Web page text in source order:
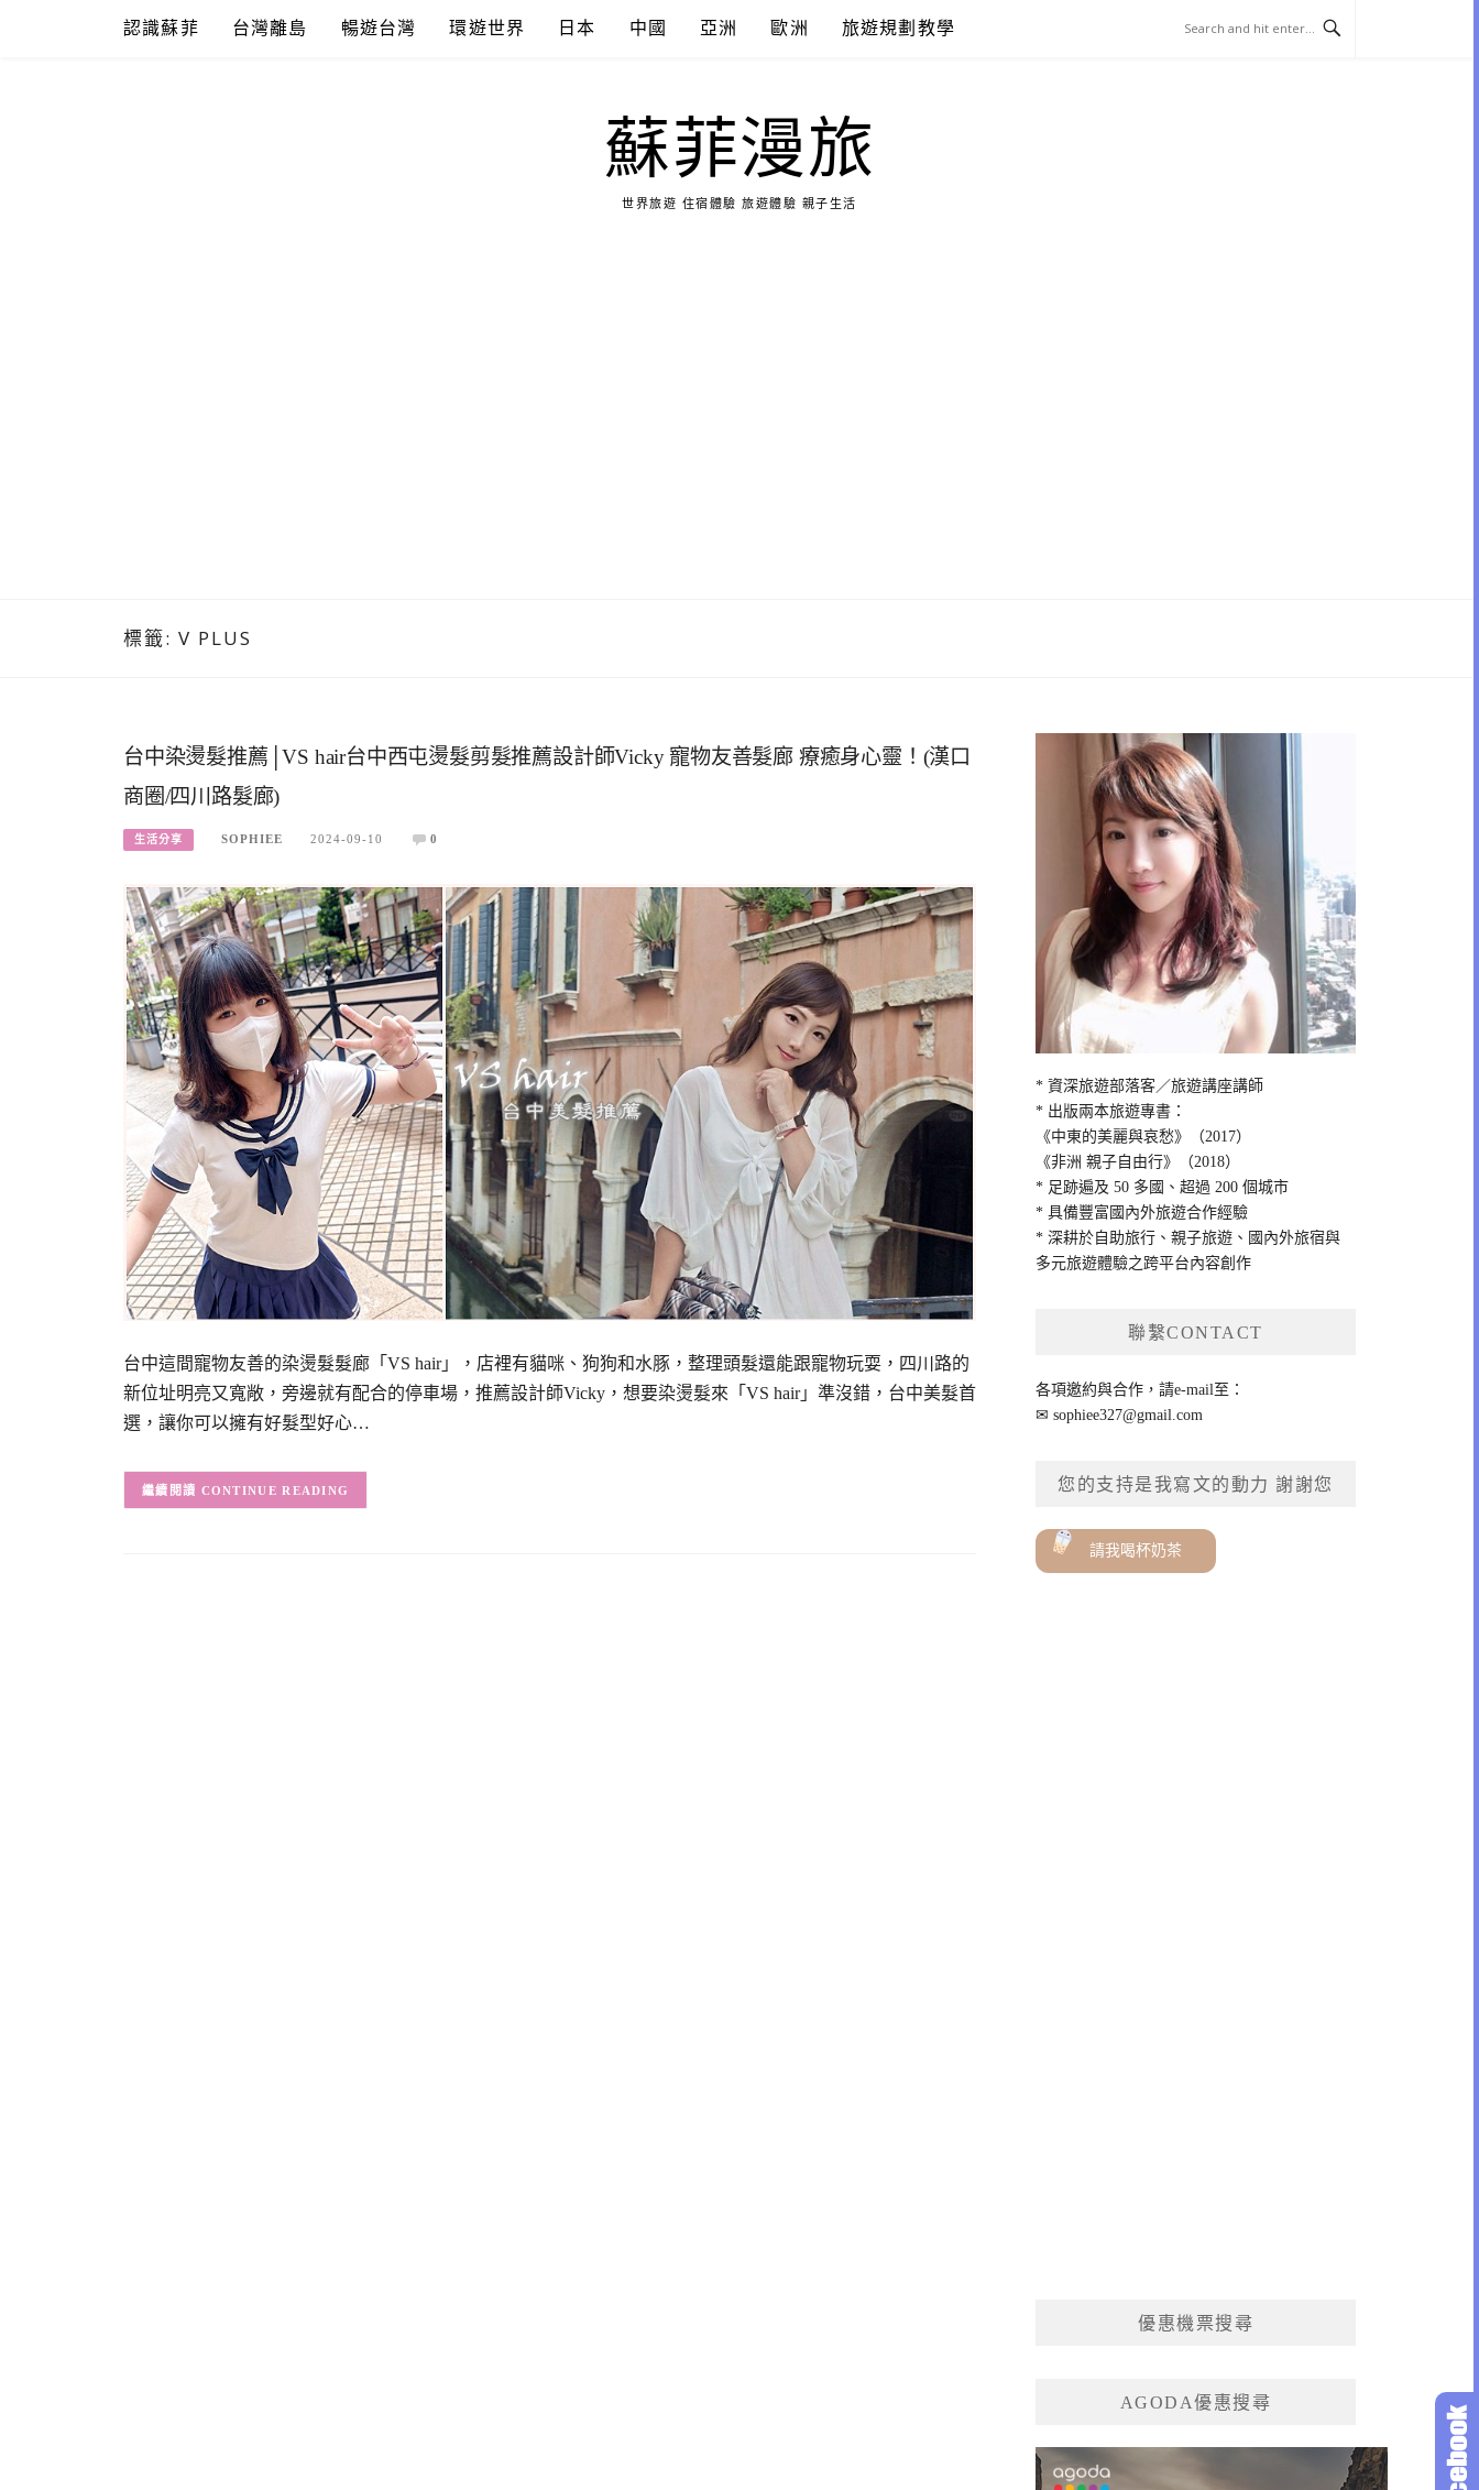
認識蘇菲 台灣離島 暢遊台灣 環遊世界 日本 中國 亞洲 歐洲 旅遊規劃教學
蘇菲漫旅
世界旅遊 住宿體驗 旅遊體驗 親子生活
標籤: V PLUS
台中染燙髮推薦│VS hair台中西屯燙髮剪髮推薦設計師Vicky 寵物友善髮廊 療癒身心靈！(漢口
商圈/四川路髮廊)
生活分享 SOPHIEE 2024-09-10 0
台中這間寵物友善的染燙髮髮廊「VS hair」，店裡有貓咪、狗狗和水豚，整理頭髮還能跟寵物玩耍，四川路的
新位址明亮又寬敞，旁邊就有配合的停車場，推薦設計師Vicky，想要染燙髮來「VS hair」準沒錯，台中美髮首
選，讓你可以擁有好髮型好心…
CONTINUE READING
* 資深旅遊部落客／旅遊講座講師
* 出版兩本旅遊專書：
《中東的美麗與哀愁》（2017）
《非洲 親子自由行》（2018）
* 足跡遍及 50 多國、超過 200 個城市
* 具備豐富國內外旅遊合作經驗
* 深耕於自助旅行、親子旅遊、國內外旅宿與
多元旅遊體驗之跨平台內容創作
聯繫CONTACT
各項邀約與合作，請e-mail至：
✉sophiee327@gmail.com
您的支持是我寫文的動力 謝謝您
請我喝杯奶茶
優惠機票搜尋
AGODA優惠搜尋